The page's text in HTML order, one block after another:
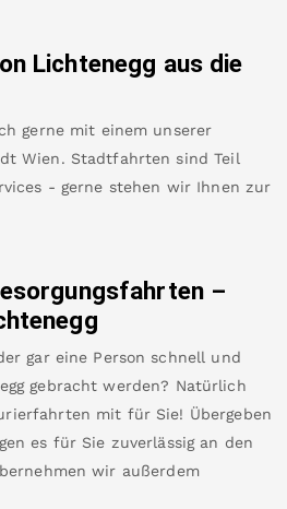
Lichtenegg aus die
gerne mit einem unserer
Wien. Stadtfahrten sind Teil
- gerne stehen wir Ihnen zur
–
gar eine Person schnell und
gebracht werden? Natürlich
mit für Sie! Übergeben
es für Sie zuverlässig an den
wir außerdem